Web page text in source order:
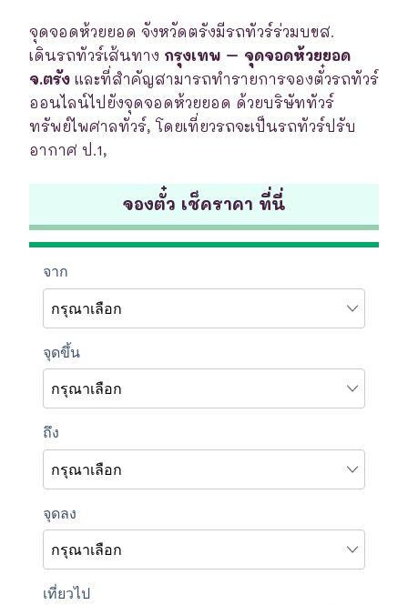
จุดจอดห้วยยอด จังหวัดตรังมีรถทัวร์ร่วมบขส.
เดินรถทัวร์เส้นทาง กรุงเทพ – จุดจอดห้วยยอด
จ.ตรัง และที่สำคัญสามารถทำรายการจองตั๋วรถทัวร์
ออนไลน์ไปยังจุดจอดห้วยยอด ด้วยบริษัททัวร์
ทรัพย์ไพศาลทัวร์, โดยเที่ยวรถจะเป็นรถทัวร์ปรับ
อากาศ ป.1,
จองตั๋ว เช็คราคา ที่นี่